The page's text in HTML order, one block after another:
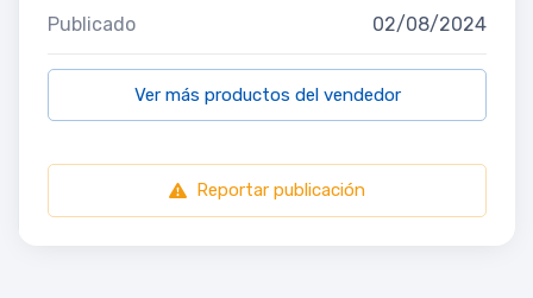
Publicado 02/08/2024
Ver más productos del vendedor
Reportar publicación